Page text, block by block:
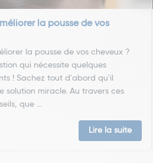
la pousse de vos
la pousse de vos cheveux ?
qui nécessite quelques
! Sachez tout d'abord qu'il
solution miracle. Au travers ces
que ...
Lire la suite